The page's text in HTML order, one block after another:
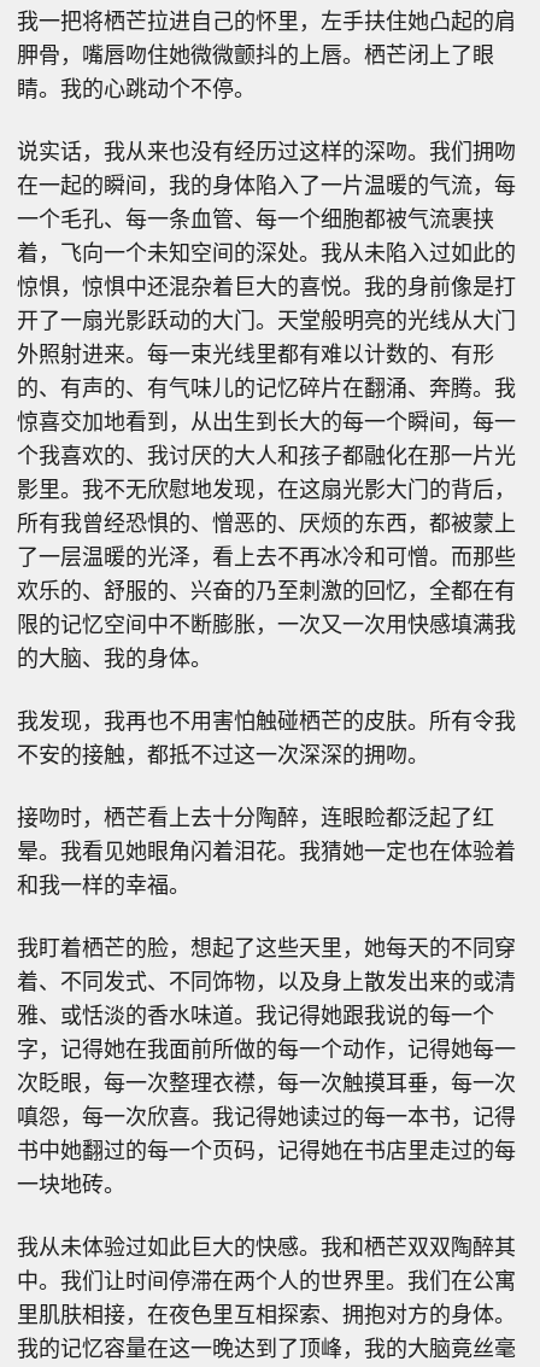
我一把将栖芒拉进自己的怀里，左手扶住她凸起的肩
胛骨，嘴唇吻住她微微颤抖的上唇。栖芒闭上了眼
睛。我的心跳动个不停。
说实话，我从来也没有经历过这样的深吻。我们拥吻
在一起的瞬间，我的身体陷入了一片温暖的气流，每
一个毛孔、每一条血管、每一个细胞都被气流裹挟
着，飞向一个未知空间的深处。我从未陷入过如此的
惊惧，惊惧中还混杂着巨大的喜悦。我的身前像是打
开了一扇光影跃动的大门。天堂般明亮的光线从大门
外照射进来。每一束光线里都有难以计数的、有形
的、有声的、有气味儿的记忆碎片在翻涌、奔腾。我
惊喜交加地看到，从出生到长大的每一个瞬间，每一
个我喜欢的、我讨厌的大人和孩子都融化在那一片光
影里。我不无欣慰地发现，在这扇光影大门的背后，
所有我曾经恐惧的、憎恶的、厌烦的东西，都被蒙上
了一层温暖的光泽，看上去不再冰冷和可憎。而那些
欢乐的、舒服的、兴奋的乃至刺激的回忆，全都在有
限的记忆空间中不断膨胀，一次又一次用快感填满我
的大脑、我的身体。
我发现，我再也不用害怕触碰栖芒的皮肤。所有令我
不安的接触，都抵不过这一次深深的拥吻。
接吻时，栖芒看上去十分陶醉，连眼睑都泛起了红
晕。我看见她眼角闪着泪花。我猜她一定也在体验着
和我一样的幸福。
我盯着栖芒的脸，想起了这些天里，她每天的不同穿
着、不同发式、不同饰物，以及身上散发出来的或清
雅、或恬淡的香水味道。我记得她跟我说的每一个
字，记得她在我面前所做的每一个动作，记得她每一
次眨眼，每一次整理衣襟，每一次触摸耳垂，每一次
嗔怨，每一次欣喜。我记得她读过的每一本书，记得
书中她翻过的每一个页码，记得她在书店里走过的每
一块地砖。
我从未体验过如此巨大的快感。我和栖芒双双陶醉其
中。我们让时间停滞在两个人的世界里。我们在公寓
里肌肤相接，在夜色里互相探索、拥抱对方的身体。
我的记忆容量在这一晚达到了顶峰，我的大脑竟丝毫